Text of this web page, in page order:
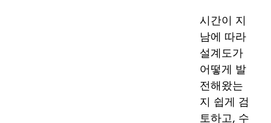
시간이 지
남에 따라
설계도가
어떻게 발
전해왔는
지 쉽게 검
토하고, 수